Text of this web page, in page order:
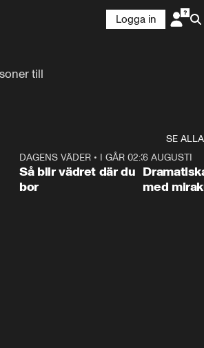
Logga in
till
SE ALLA
1:06
DAGENS VÄDER • I GÅR 02:30
Så blir vädret där du
bor
6 AUGUSTI
med